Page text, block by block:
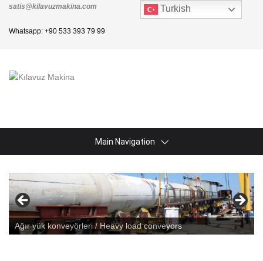
satis@kilavuzmakina.com
Whatsapp: +90 533 393 79 99
Main Navigation
Ağır yük konveyörleri / Heavy load conveyors
Turkish